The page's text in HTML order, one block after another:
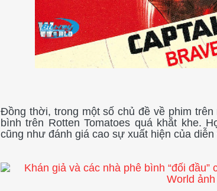
Đồng thời, trong một số chủ đề về phim
bình trên Rotten Tomatoes quá khắt khe.
cũng như đánh giá cao sự xuất hiện của